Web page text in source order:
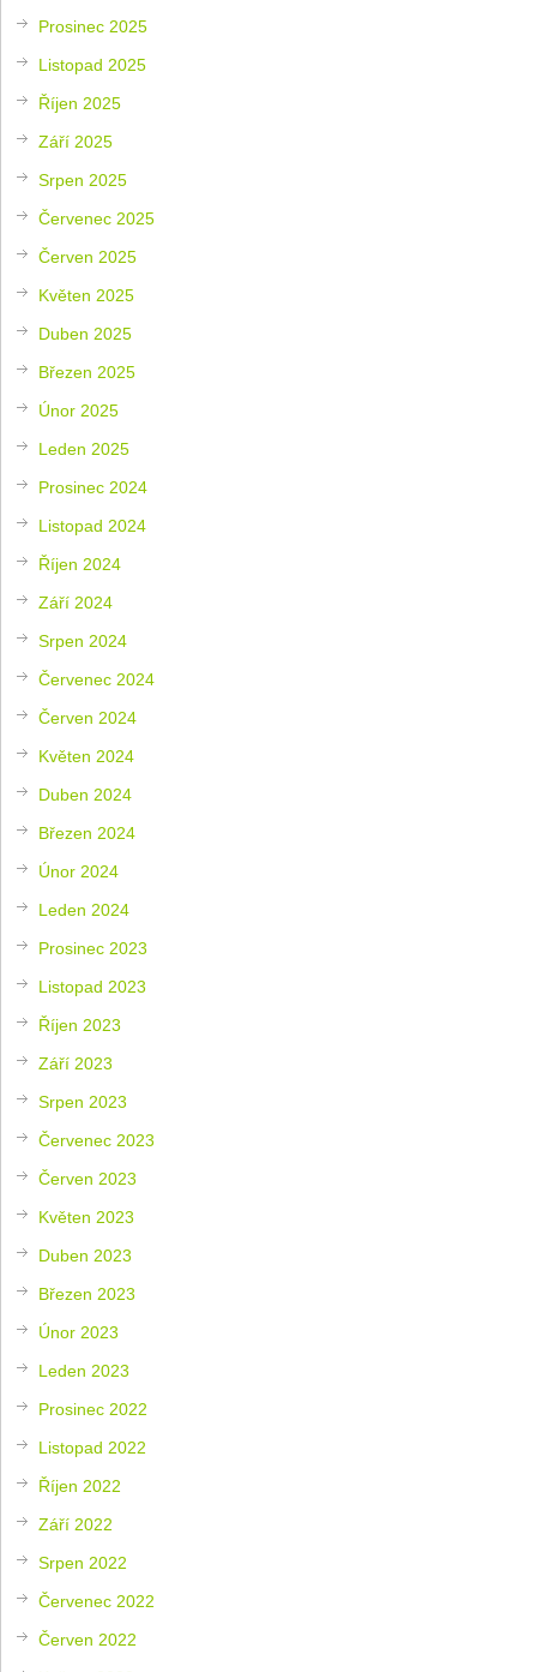
Prosinec 2025
Listopad 2025
Říjen 2025
Září 2025
Srpen 2025
Červenec 2025
Červen 2025
Květen 2025
Duben 2025
Březen 2025
Únor 2025
Leden 2025
Prosinec 2024
Listopad 2024
Říjen 2024
Září 2024
Srpen 2024
Červenec 2024
Červen 2024
Květen 2024
Duben 2024
Březen 2024
Únor 2024
Leden 2024
Prosinec 2023
Listopad 2023
Říjen 2023
Září 2023
Srpen 2023
Červenec 2023
Červen 2023
Květen 2023
Duben 2023
Březen 2023
Únor 2023
Leden 2023
Prosinec 2022
Listopad 2022
Říjen 2022
Září 2022
Srpen 2022
Červenec 2022
Červen 2022